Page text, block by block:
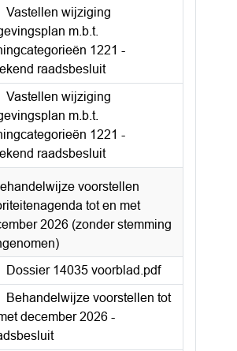
Vastellen wijziging
m.b.t.
1221 -
raadsbesluit
Vastellen wijziging
m.b.t.
1221 -
raadsbesluit
voorstellen
tot en met
2026 (zonder stemming
Dossier 14035 voorblad.pdf
Behandelwijze voorstellen tot
december 2026 -